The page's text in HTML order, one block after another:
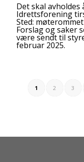
Det skal
Idrettsforening
Sted:
Forslag og saker
være sendt til
februar 2025.
1 2 3